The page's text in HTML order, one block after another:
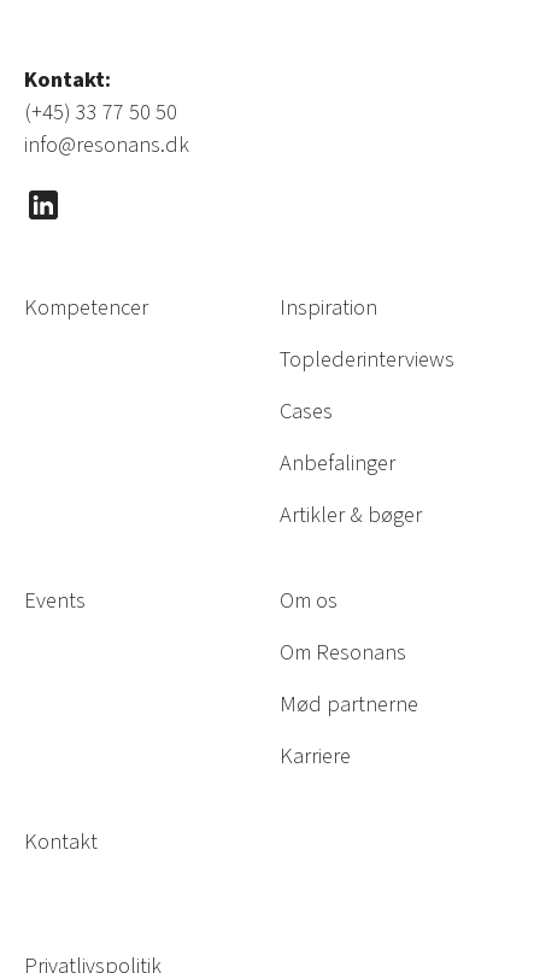
Kontakt:
(+45) 33 77 50 50
info@resonans.dk
Kompetencer
Inspiration
Toplederinterviews
Cases
Anbefalinger
Artikler & bøger
Events
Om os
Om Resonans
Mød partnerne
Karriere
Kontakt
Privatlivspolitik